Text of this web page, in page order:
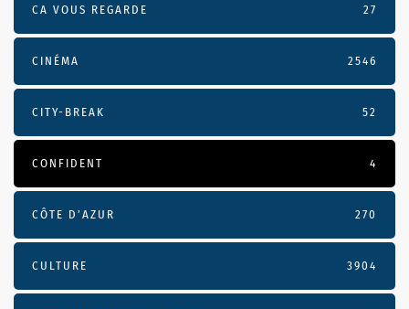
CA VOUS REGARDE 27
CINÉMA 2546
CITY-BREAK 52
CONFIDENT 4
CÔTE D’AZUR 270
CULTURE 3904